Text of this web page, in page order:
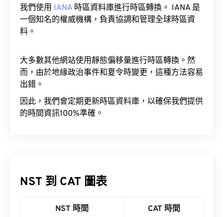
我們使用 IANA 時區資料庫進行時區轉換。 IANA 是
一個知名的權威機構，負責協調和管理全球時區資
料。
大多數其他網站使用靜態偏移量進行時區轉換。然
而，由於地緣政治事件和夏令時變更，這種方法容易
出錯。
因此，我們會定期更新時區資料庫，以確保我們提供
的時間資訊100%準確。
NST 到 CAT 圖表
NST 時間 CAT 時間